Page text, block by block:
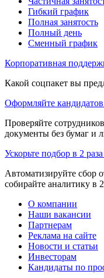
Гибкий график
Полная занятость
Полный день
Сменный график
Корпоративная
Какой соцпакет вы
Оформляйте
Проверяйте
документы без бумаг и
Ускорьте подбор в 2
Автоматизируйте сбор
собирайте аналитику в
О компании
Наши вакансии
Партнерам
Реклама на сайте
Новости и статьи
Инвесторам
Кандидаты по